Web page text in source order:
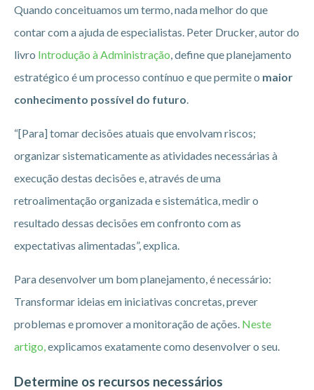
Quando conceituamos um termo, nada melhor do que
contar com a ajuda de especialistas. Peter Drucker, autor do
livro Introdução à Administração , define que planejamento
estratégico é um processo contínuo e que permite o maior
conhecimento possível do futuro
“[Para] tomar decisões atuais que envolvam riscos;
organizar sistematicamente as atividades necessárias à
execução destas decisões e, através de uma
retroalimentação organizada e sistemática, medir o
resultado dessas decisões em confronto com as
expectativas alimentadas”, explica.
Para desenvolver um bom planejamento, é necessário:
Transformar ideias em iniciativas concretas, prever
problemas e promover a monitoração de ações. Neste
artigo, explicamos exatamente como desenvolver o seu.
Determine os recursos necessários